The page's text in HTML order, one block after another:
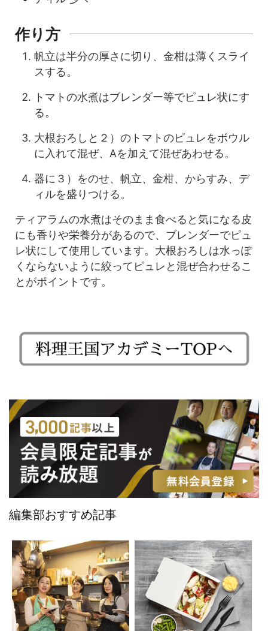
作り方
帆立は半分の厚さに切り、金柑は薄くスライ
スする。
トマトの水煮はブレンダー等でピュレ状にす
る。
大根おろしと２）のトマトのピュレをボウル
に入れて混ぜ、Aを加えて混ぜあわせる。
器に３）をのせ、帆立、金柑、からすみ、デ
ィルを盛りつける。
ティアラムの水煮はそのまま食べると気になる皮
にも香りや栄養分があるので、ブレンダーでピュ
レ状にして使用しています。大根おろしは水っぽ
くならないように絞ってピュレと混ぜ合わせるこ
とがポイントです。
編集部おすすめ記事